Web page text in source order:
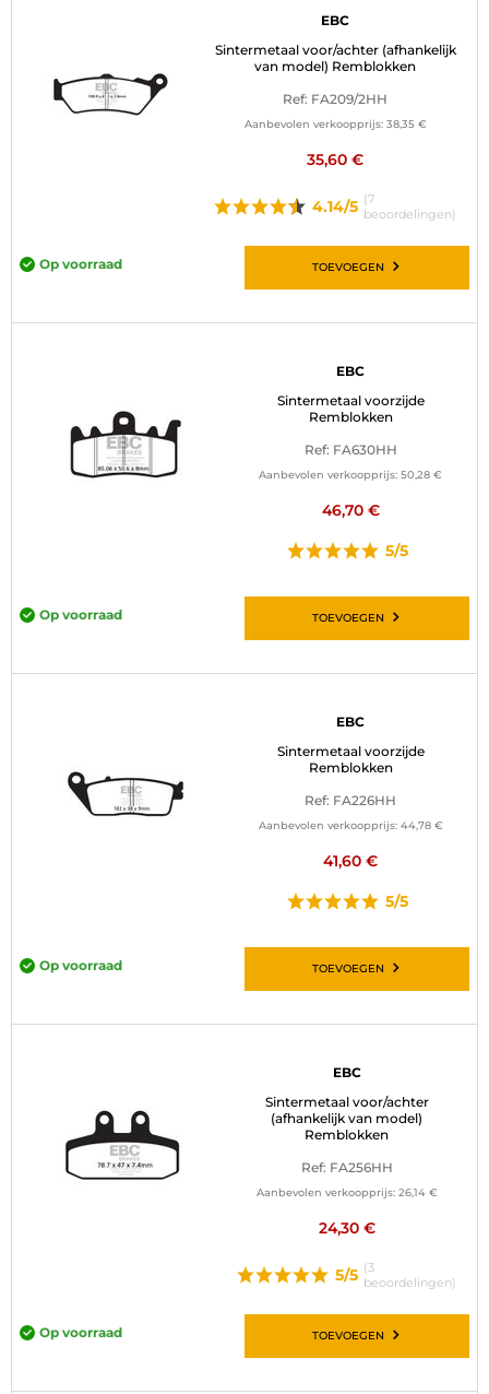
EBC
Sintermetaal voor/achter (afhankelijk
van model) Remblokken
Ref: FA209/2HH
Aanbevolen verkoopprijs: 38,35 €
35,60 €
4.14/5 (7
beoordelingen)
Op voorraad TOEVOEGEN
EBC
Sintermetaal voorzijde
Remblokken
Ref: FA630HH
Aanbevolen verkoopprijs: 50,28 €
46,70 €
5/5
Op voorraad TOEVOEGEN
EBC
Sintermetaal voorzijde
Remblokken
Ref: FA226HH
Aanbevolen verkoopprijs: 44,78 €
41,60 €
5/5
Op voorraad TOEVOEGEN
EBC
Sintermetaal voor/achter
(afhankelijk van model)
Remblokken
Ref: FA256HH
Aanbevolen verkoopprijs: 26,14 €
24,30 €
5/5 (3
beoordelingen)
Op voorraad TOEVOEGEN